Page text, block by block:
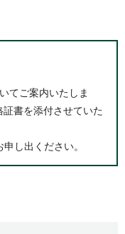
てご案内いたしま
書を添付させていた
し出ください。